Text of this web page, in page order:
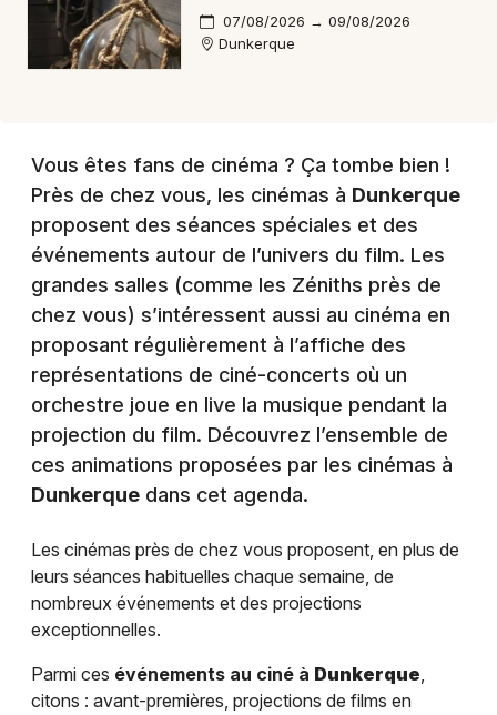
07/08/2026 → 09/08/2026
Dunkerque
Vous êtes fans de cinéma ? Ça tombe bien !
Près de chez vous, les cinémas à Dunkerque
proposent des séances spéciales et des
événements autour de l’univers du film. Les
grandes salles (comme les Zéniths près de
chez vous) s’intéressent aussi au cinéma en
proposant régulièrement à l’affiche des
représentations de ciné-concerts où un
orchestre joue en live la musique pendant la
projection du film. Découvrez l’ensemble de
ces animations proposées par les cinémas à
Dunkerque dans cet agenda.
Les cinémas près de chez vous proposent, en plus de
leurs séances habituelles chaque semaine, de
nombreux événements et des projections
exceptionnelles.
Parmi ces événements au ciné à Dunkerque,
citons : avant-premières, projections de films en